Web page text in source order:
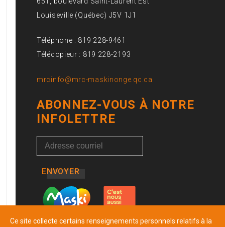
Louiseville (Québec) J5V 1J1
Téléphone : 819 228-9461
Télécopieur : 819 228-2193
mrcinfo@mrc-maskinonge.qc.ca
ABONNEZ-VOUS À NOTRE
INFOLETTRE
ENVOYER
Ce site collecte certains renseignements personnels relatifs à la